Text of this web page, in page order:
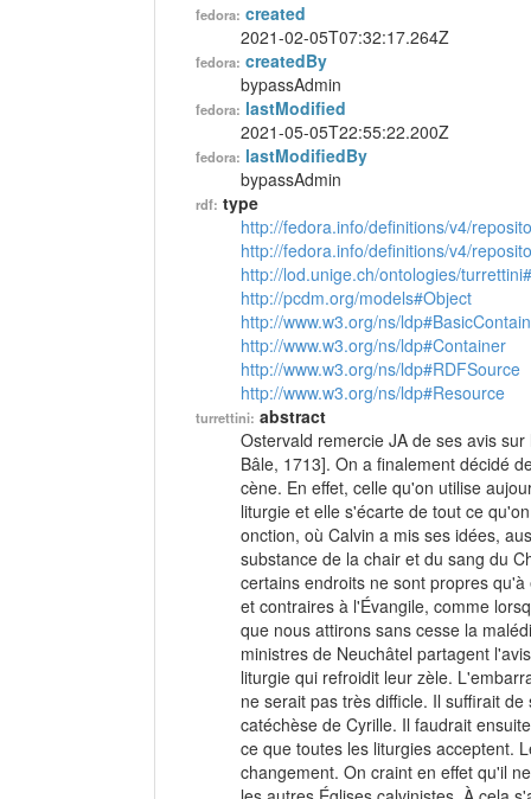
fedora: created
2021-02-05T07:32:17.264Z
fedora: createdBy
bypassAdmin
fedora: lastModified
2021-05-05T22:55:22.200Z
fedora: lastModifiedBy
bypassAdmin
rdf: type
http://fedora.info/definitions/v4/
http://fedora.info/definitions/v4/
http://lod.unige.ch/ontologies/
http://pcdm.org/models#Object
http://www.w3.org/ns/
http://www.w3.org/ns/ldp#Container
http://www.w3.org/ns/ldp#RDFSource
http://www.w3.org/ns/ldp#Resource
turrettini: abstract
Ostervald remercie JA de ses avis
Bâle, 1713]. On a finalement décidé
cène. En effet, celle qu'on utilise
liturgie et elle s'écarte de tout ce
onction, où Calvin a mis ses idées,
substance de la chair et du sang du
certains endroits ne sont propres
et contraires à l'Évangile, comme
que nous attirons sans cesse la
ministres de Neuchâtel partagent
liturgie qui refroidit leur zèle.
ne serait pas très difficle. Il suffirait
catéchèse de Cyrille. Il faudrait
ce que toutes les liturgies acceptent.
changement. On craint en effet qu'il